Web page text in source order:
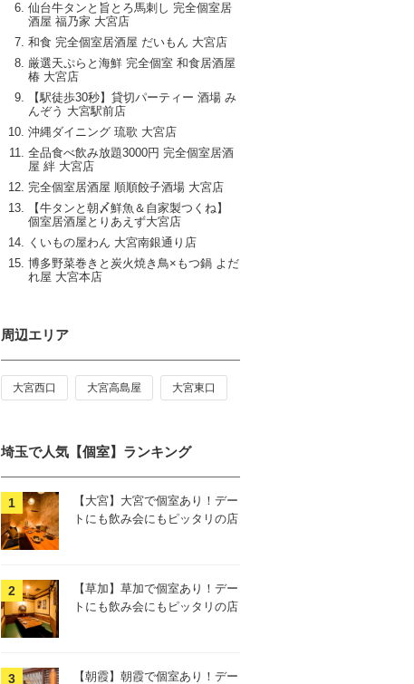
仙台牛タンと旨とろ馬刺し 完全個室居
酒屋 福乃家 大宮店
和食 完全個室居酒屋 だいもん 大宮店
厳選天ぷらと海鮮 完全個室 和食居酒屋
椿 大宮店
【駅徒歩30秒】貸切パーティー 酒場 み
んぞう 大宮駅前店
沖縄ダイニング 琉歌 大宮店
全品食べ飲み放題3000円 完全個室居酒
屋 絆 大宮店
完全個室居酒屋 順順餃子酒場 大宮店
【牛タンと朝〆鮮魚＆自家製つくね】
個室居酒屋とりあえず大宮店
くいもの屋わん 大宮南銀通り店
博多野菜巻きと炭火焼き鳥×もつ鍋 よだ
れ屋 大宮本店
周辺エリア
大宮西口 大宮高島屋 大宮東口
埼玉で人気【個室】ランキング
【大宮】大宮で個室あり！デー
トにも飲み会にもピッタリの店
【草加】草加で個室あり！デー
トにも飲み会にもピッタリの店
【朝霞】朝霞で個室あり！デー